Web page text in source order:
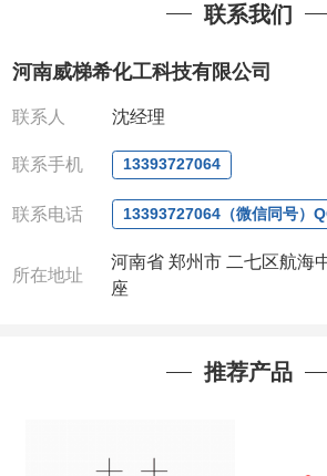
我司对高校及科研单位先发货和
全额退款,并承担所有运费。电话
63377391/13393727064
QQ:3930072831
微信 :13393727064
联系人: 沈晓东(欢迎致电,或QQ
联系我们
河南威梯希化工科技有限公司
联系人 沈经理
联系手机 13393727064
联系电话 13393727064（微信同号）
所在地址
河南省 郑州市 二七区航海
座
推荐产品